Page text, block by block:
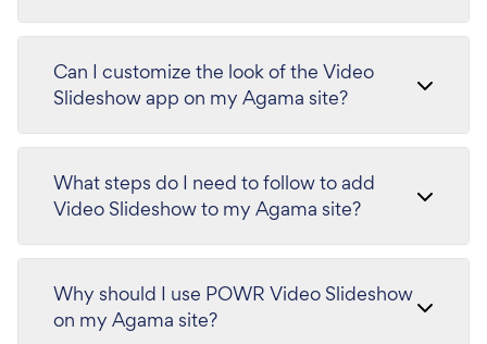
Can I customize the look of the Video
Slideshow app on my Agama site?
What steps do I need to follow to add
Video Slideshow to my Agama site?
Why should I use POWR Video Slideshow
on my Agama site?